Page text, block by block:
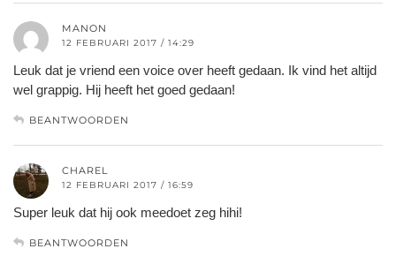
MANON
12 FEBRUARI 2017 / 14:29
Leuk dat je vriend een voice over heeft gedaan. Ik vind het altijd
wel grappig. Hij heeft het goed gedaan!
BEANTWOORDEN
CHAREL
12 FEBRUARI 2017 / 16:59
Super leuk dat hij ook meedoet zeg hihi!
BEANTWOORDEN